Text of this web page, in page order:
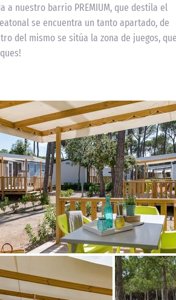
a nuestro barrio PREMIUM, que destila el
se encuentra un tanto apartado, de
del mismo se sitúa la zona de juegos, que